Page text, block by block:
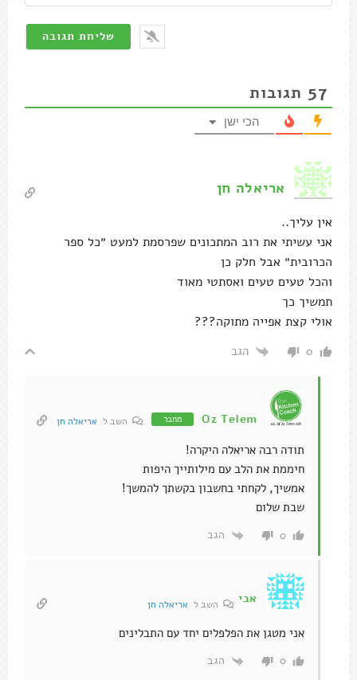
57 תגובות
הכי ישן
אריאלה חן
אין עליך..
אני עשיתי את רוב המתכונים שפרסמת למעט ״כל ספר
הכרובית״ אבל חלק כן
והכל טעים טעים ואסתטי מאוד
תמשיך כך
אולי קצת אפייה מתוקה???
0 הגב
Oz Telem מחבר השב ל אריאלה חן
תודה רבה אריאלה היקרה!
חיממת את הלב עם מילותייך היפות
אמשיך, לקחתי בחשבון בקשתך להמשך!
שבת שלום
0 הגב
אבי השב ל אריאלה חן
אני מטגן את הפלפלים יחד עם התבלינים
0 הגב